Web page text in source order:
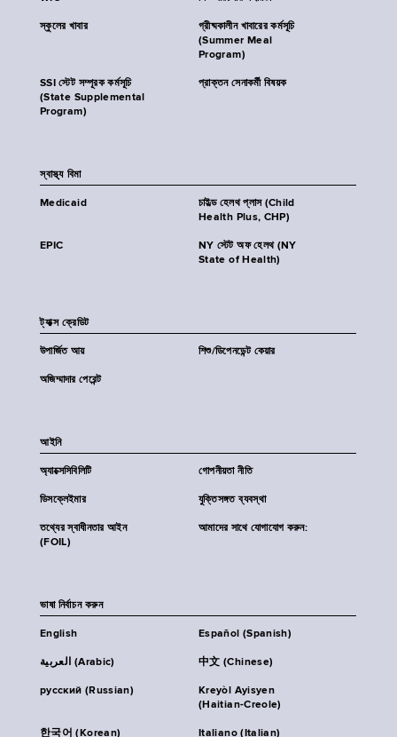
স্কুলের খাবার
গ্রীষ্মকালীন খাবারের কর্মসূচি
(Summer Meal
Program)
SSI স্টেট সম্পূরক কর্মসূচি
(State Supplemental
Program)
প্রাক্তন সেনাকর্মী বিষয়ক
স্বাস্থ্য বিমা
Medicaid
চাইল্ড হেলথ প্লাস (Child
Health Plus, CHP)
EPIC
NY স্টেট অফ হেলথ (NY
State of Health)
ট্যাক্স ক্রেডিট
উপার্জিত আয় শিশু/ডিপেনডেন্ট কেয়ার
অজিম্মাদার পেরেন্ট
আইনি
অ্যাক্সেসিবিলিটি গোপনীয়তা নীতি
ডিসক্লেইমার যুক্তিসঙ্গত ব্যবস্থা
তথ্যের স্বাধীনতার আইন
(FOIL)
আমাদের সাথে যোগাযোগ করুন:
ভাষা নির্বাচন করুন
English Español (Spanish)
العربية (Arabic) 中文 (Chinese)
русский (Russian)
Kreyòl Ayisyen
(Haitian-Creole)
한국어 (Korean) Italiano (Italian)